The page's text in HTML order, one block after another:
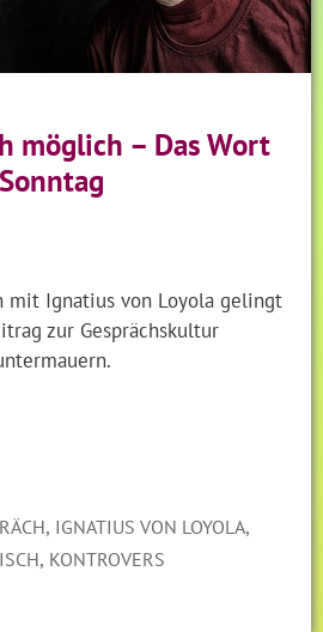
möglich – Das Wort
mit Ignatius von Loyola gelingt
zur Gesprächskultur
, IGNATIUS VON LOYOLA,
, KONTROVERS